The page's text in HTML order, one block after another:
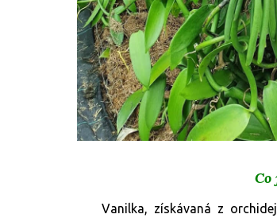
Co
Vanilka, získávaná z